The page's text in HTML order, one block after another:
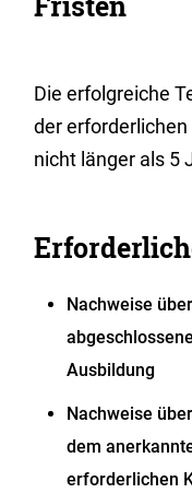
Die erfolgreiche
der
nicht länger als 5
Nachweise
Ausbildung
Nachweise
dem
erforderlichen